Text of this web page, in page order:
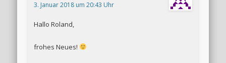
3. Januar 2018 um 20:43 Uhr
Hallo Roland,
frohes Neues!